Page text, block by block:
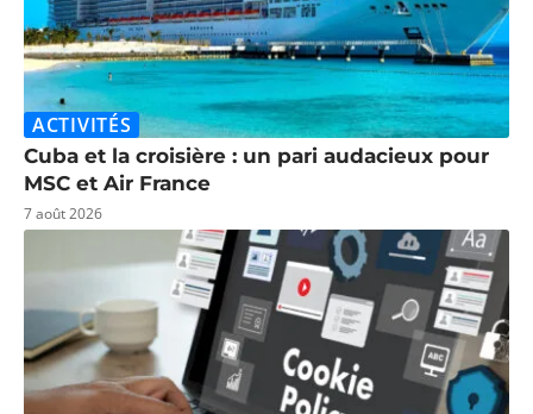
ACTIVITÉS
Cuba et la croisière : un pari audacieux pour
MSC et Air France
7 août 2026